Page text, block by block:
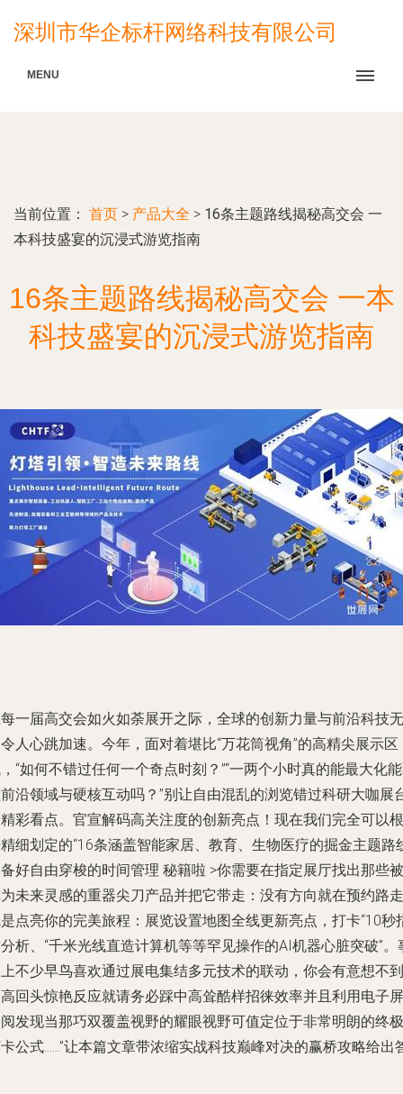
深圳市华企标杆网络科技有限公司
MENU
当前位置： 首页 > 产品大全 > 16条主题路线揭秘高交会 一
本科技盛宴的沉浸式游览指南
16条主题路线揭秘高交会 一本
科技盛宴的沉浸式游览指南
一届高交会如火如荼展开之际，全球的创新力量与前沿科技无
人心跳加速。今年，面对着堪比“万花筒视角”的高精尖展示区
“如何不错过任何一个奇点时刻？”“一两个小时真的能最大化
沿领域与硬核互动吗？”别让自由混乱的浏览错过科研大咖展
彩看点。官宣解码高关注度的创新亮点！现在我们完全可以根
细划定的“16条涵盖智能家居、教育、生物医疗的掘金主题路
好自由穿梭的时间管理 秘籍啦 >你需要在指定展厅找出那些被
未来灵感的重器尖刀产品并把它带走：没有方向就在预约路走
点亮你的完美旅程：展览设置地图全线更新亮点，打卡“10秒
析、“千米光线直造计算机等等罕见操作的AI机器心脏突破”。
不少早鸟喜欢通过展电集结多元技术的联动，你会有意想不到
回头惊艳反应就请务必踩中高耸酷样招徕效率并且利用电子屏
发现当那巧双覆盖视野的耀眼视野可值定位于非常明朗的终极
公式……”让本篇文章带浓缩实战科技巅峰对决的赢桥攻略给出